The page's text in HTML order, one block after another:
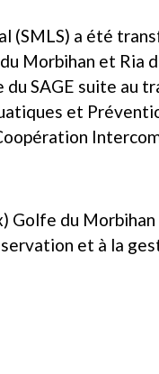
(SMLS) a été
Morbihan et Ria
SAGE suite au
et
Golfe du
et à la